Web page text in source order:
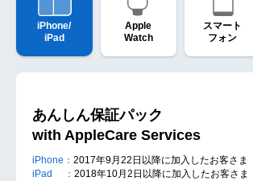
iPhone/
iPad
Apple
Watch
スマート
フォン
あんしん保証パック
with AppleCare Services
iPhone： 2017年9月22日以降に加入したお客さま
iPad ： 2018年10月2日以降に加入したお客さま